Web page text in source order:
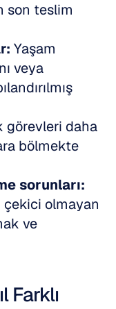
son teslim
Yaşam
veya
görevleri daha
bölmekte
sorunları:
çekici olmayan
ve
Farklı